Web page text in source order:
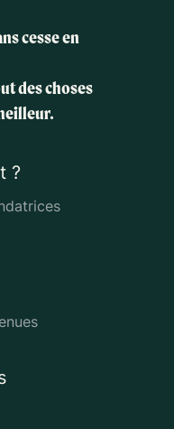
cesse en
des choses
?